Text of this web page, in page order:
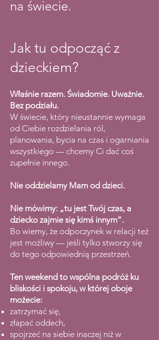
na świecie.
Jak tu odpocząć z
dzieckiem?
Właśnie razem. Świadomie. Uważnie.
Bez podziału.
W świecie, który nieustannie wymaga
od Ciebie rozdzielania ról,
planowania, bycia na czas i ogarniania
wszystkiego — chcemy Ci dać coś
zupełnie innego.
Nie oddzielamy Mam od dzieci.
Nie mówimy: „tu jest Twój czas, a
dziecko zajmie się kimś innym”.
Bo wiemy, że odpoczynek w relacji też
jest możliwy — jeśli tylko stworzy się
do tego odpowiednią przestrzeń.
Ten weekend to wspólna podróż ku
bliskości i spokoju, w której oboje
możecie:
zatrzymać się,
złapać oddech,
spojrzeć na siebie inaczej niż w